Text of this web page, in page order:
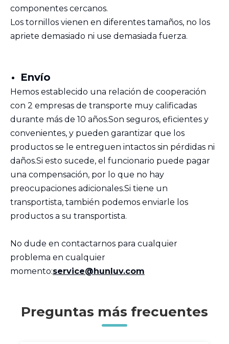
componentes cercanos.
Los tornillos vienen en diferentes tamaños, no los
apriete demasiado ni use demasiada fuerza.
Envío
Hemos establecido una relación de cooperación
con 2 empresas de transporte muy calificadas
durante más de 10 años.Son seguros, eficientes y
convenientes, y pueden garantizar que los
productos se le entreguen intactos sin pérdidas ni
daños.Si esto sucede, el funcionario puede pagar
una compensación, por lo que no hay
preocupaciones adicionales.Si tiene un
transportista, también podemos enviarle los
productos a su transportista.
No dude en contactarnos para cualquier
problema en cualquier
momento:service@hunluv.com
Preguntas más frecuentes